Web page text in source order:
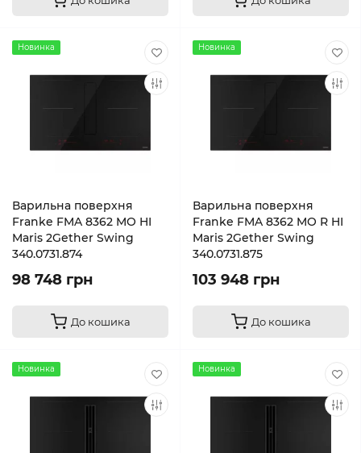
Новинка
Варильна поверхня
Franke FMA 8362 MO HI
Maris 2Gether Swing
340.0731.874
98 748 грн
До кошика
Новинка
Варильна поверхня
Franke FMA 8362 MO R HI
Maris 2Gether Swing
340.0731.875
103 948 грн
До кошика
Новинка Новинка